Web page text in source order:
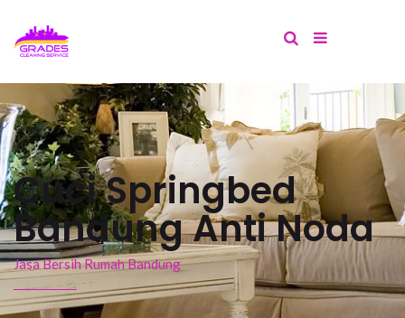
Cuci Springbed
Bandung Anti Noda
Jasa Bersih Rumah Bandung